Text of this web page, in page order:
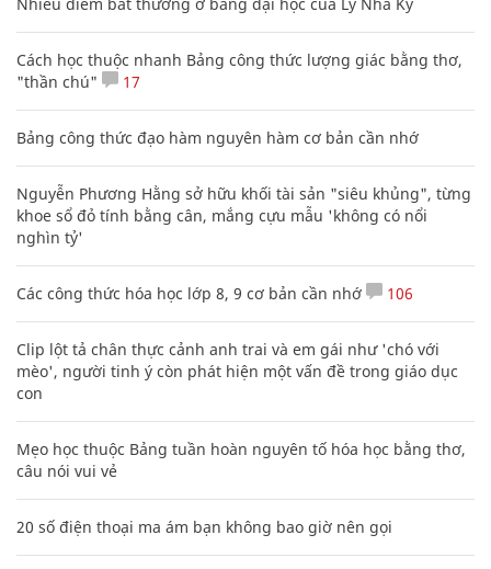
Cách học thuộc nhanh Bảng công thức lượng giác bằng thơ,
"thần chú"
17
Bảng công thức đạo hàm nguyên hàm cơ bản cần nhớ
Nguyễn Phương Hằng sở hữu khối tài sản "siêu khủng", từng
khoe sổ đỏ tính bằng cân, mắng cựu mẫu 'không có nổi
nghìn tỷ'
Các công thức hóa học lớp 8, 9 cơ bản cần nhớ 106
Clip lột tả chân thực cảnh anh trai và em gái như 'chó với
mèo', người tinh ý còn phát hiện một vấn đề trong giáo dục
con
Mẹo học thuộc Bảng tuần hoàn nguyên tố hóa học bằng thơ,
câu nói vui vẻ
20 số điện thoại ma ám bạn không bao giờ nên gọi